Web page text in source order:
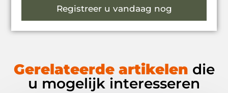
Registreer u vandaag nog
Gerelateerde artikelen die
u mogelijk interesseren